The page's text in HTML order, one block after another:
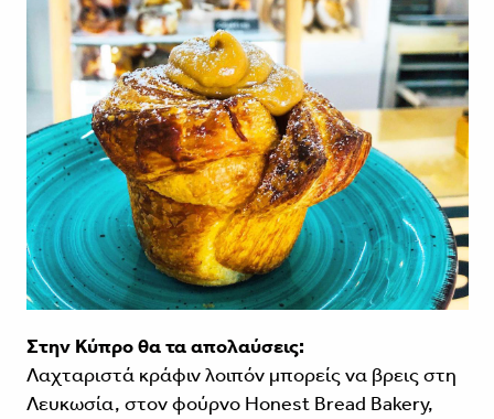
Στην Κύπρο θα τα απολαύσεις:
Λαχταριστά κράφιν λοιπόν μπορείς να βρεις στη
Λευκωσία, στον φούρνο Honest Bread Bakery,